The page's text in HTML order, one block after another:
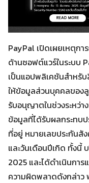
PayPal เปิดเผยเหตุก
ด้านซอฟต์แวร์ในระบบ
เป็นแอปพลิเคชันสำหรั
ให้ข้อมูลส่วนบุคคลของ
รับอนุญาตในช่วงระหว่า
ข้อมูลที่ได้รับผลกระทบ
ที่อยู่ หมายเลขประกันสั
และวันเดือนปีเกิด ทั้งนี้
2025 และได้ดำเนินกา
ความผิดพลาดดังกล่าว